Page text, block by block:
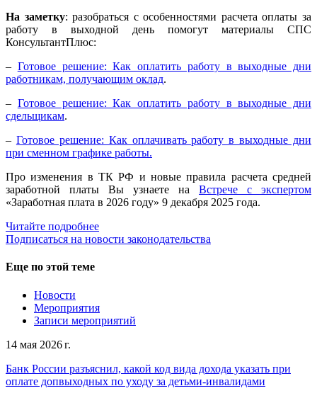
На заметку: разобраться с особенностями расчета оплаты за
работу в выходной день помогут материалы СПС
КонсультантПлюс:
– Готовое решение: Как оплатить работу в выходные дни
работникам, получающим оклад.
– Готовое решение: Как оплатить работу в выходные дни
сдельщикам.
– Готовое решение: Как оплачивать работу в выходные дни
при сменном графике работы.
Про изменения в ТК РФ и новые правила расчета средней
заработной платы Вы узнаете на Встрече с экспертом
«Заработная плата в 2026 году» 9 декабря 2025 года.
Читайте подробнее
Подписаться на новости законодательства
Еще по этой теме
Новости
Мероприятия
Записи мероприятий
14 мая 2026 г.
Банк России разъяснил, какой код вида дохода указать при
оплате допвыходных по уходу за детьми-инвалидами